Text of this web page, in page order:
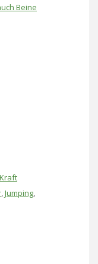
Beine
Kraft
,Jumping,